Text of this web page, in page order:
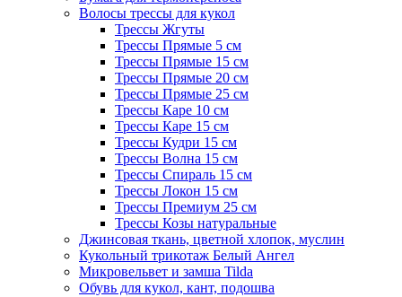
Волосы трессы для кукол
Трессы Жгуты
Трессы Прямые 5 см
Трессы Прямые 15 см
Трессы Прямые 20 см
Трессы Прямые 25 см
Трессы Каре 10 см
Трессы Каре 15 см
Трессы Кудри 15 см
Трессы Волна 15 см
Трессы Спираль 15 см
Трессы Локон 15 см
Трессы Премиум 25 см
Трессы Козы натуральные
Джинсовая ткань, цветной хлопок, муслин
Кукольный трикотаж Белый Ангел
Микровельвет и замша Tilda
Обувь для кукол, кант, подошва